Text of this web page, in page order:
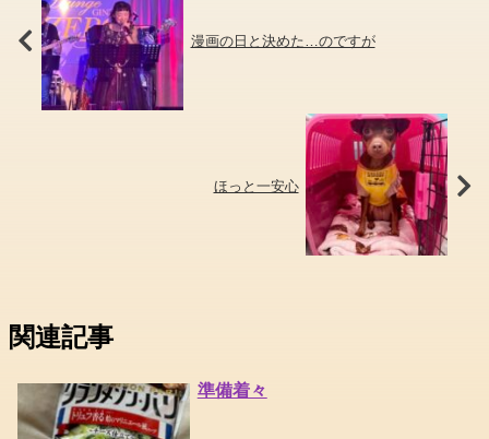
漫画の日と決めた…のですが
ほっと一安心
関連記事
準備着々